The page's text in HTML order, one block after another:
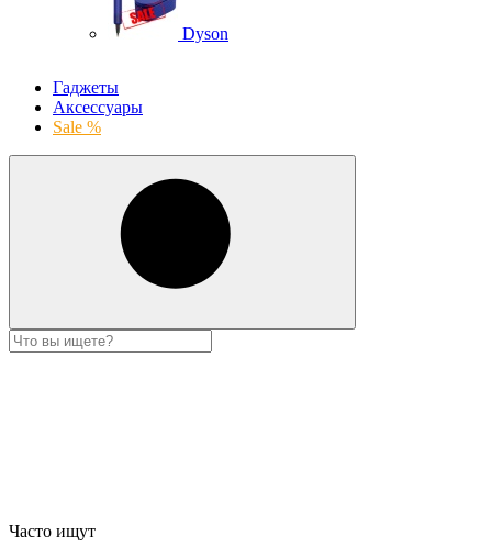
Dyson
Гаджеты
Аксессуары
Sale %
Часто ищут